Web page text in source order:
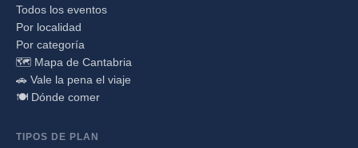
Todos los eventos
Por localidad
Por categoría
🗺️ Mapa de Cantabria
🚗 Vale la pena el viaje
🍽️ Dónde comer
TIPOS DE PLAN